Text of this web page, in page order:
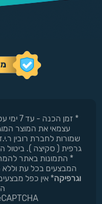
* זמן
עצמאי את המוצר
שמורות לחברת רובין
* התמונות באתר
המבצעים בכל עת
וגרפיקה* אין כפל